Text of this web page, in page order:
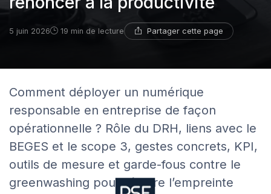
5 juin 2026 19 min de lecture Partager cette page
Comment déployer un numérique
responsable en entreprise de façon
opérationnelle ? Rôle du DRH, liens avec le
BEGES et le scope 3, gestes concrets, KPI,
outils de mesure et garde-fous contre le
greenwashing pour réduire l’empreinte